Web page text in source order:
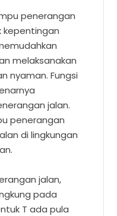
penerangan
kepentingan
melaksanakan
nyaman. Fungsi
jalan.
penerangan
di lingkungan
jalan,
pada
T ada pula